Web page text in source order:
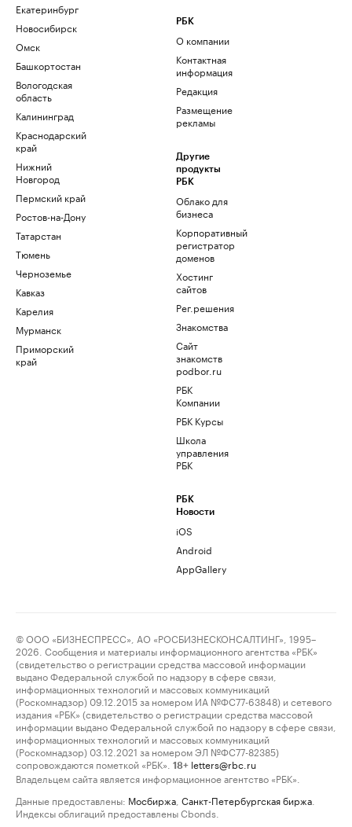
Екатеринбург
Новосибирск
Омск
Башкортостан
Вологодская
область
Калининград
Краснодарский
край
Нижний
Новгород
Пермский край
Ростов-на-Дону
Татарстан
Тюмень
Черноземье
Кавказ
Карелия
Мурманск
Приморский
край
РБК
О компании
Контактная
информация
Редакция
Размещение
рекламы
Другие
продукты
РБК
Облако для
бизнеса
Корпоративный
регистратор
доменов
Хостинг
сайтов
Рег.решения
Знакомства
Сайт
знакомств
podbor.ru
РБК
Компании
РБК Курсы
Школа
управления
РБК
РБК
Новости
iOS
Android
AppGallery
© ООО «БИЗНЕСПРЕСС», АО «РОСБИЗНЕСКОНСАЛТИНГ», 1995–
2026. Сообщения и материалы информационного агентства «РБК»
(свидетельство о регистрации средства массовой информации
выдано Федеральной службой по надзору в сфере связи,
информационных технологий и массовых коммуникаций
(Роскомнадзор) 09.12.2015 за номером ИА №ФС77-63848) и сетевого
издания «РБК» (свидетельство о регистрации средства массовой
информации выдано Федеральной службой по надзору в сфере связи,
информационных технологий и массовых коммуникаций
(Роскомнадзор) 03.12.2021 за номером ЭЛ №ФС77-82385)
сопровождаются пометкой «РБК».
18+ letters@rbc.ru
Владельцем сайта является информационное агентство «РБК».
Данные предоставлены: Мосбиржа Санкт-Петербургская биржа
Индексы облигаций предоставлены Cbonds.